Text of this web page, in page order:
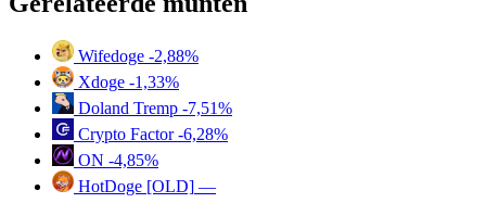
Wifedoge -2,88%
Xdoge -1,33%
Doland Tremp -7,51%
Crypto Factor -6,28%
ON -4,85%
HotDoge [OLD] —